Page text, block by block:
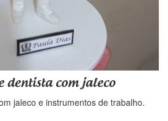
dentista com jaleco
jaleco e instrumentos de trabalho.